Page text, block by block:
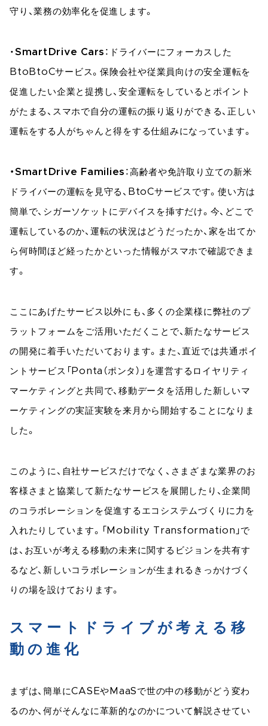
守り、業務の効率化を促進します。
・ SmartDrive Cars ：ドライバーにフォーカスした
BtoBtoCサービス。保険会社や従業員向けの安全運転を
促進したい企業と提携し、安全運転をしているとポイント
がたまる、スマホで自分の運転の振り返りができる、正しい
運転をする人がちゃんと得をする仕組みになっています。
・SmartDrive Families ：高齢者や免許取り立ての新米
ドライバーの運転を見守る、BtoCサービスです。使い方は
簡単で、シガーソケットにデバイスを挿すだけ。今、どこで
運転しているのか、運転の状況はどうだったか、家を出てか
ら何時間ほど経ったかといった情報がスマホで確認できま
す。
ここにあげたサービス以外にも、多くの企業様に弊社のプ
ラットフォームをご活用いただくことで、新たなサービス
の開発に着手いただいております。また、直近では共通ポイ
ントサービス「Ponta（ポンタ）」を運営するロイヤリティ
マーケティングと共同で、移動データを活用した新しいマ
ーケティングの実証実験を来月から開始することになりま
した。
このように、自社サービスだけでなく、さまざまな業界のお
客様さまと協業して新たなサービスを展開したり、企業間
のコラボレーションを促進するエコシステムづくりに力を
入れたりしています。「Mobility Transformation」で
は、お互いが考える移動の未来に関するビジョンを共有す
るなど、新しいコラボレーションが生まれるきっかけづく
りの場を設けております。
スマートドライブが考える移
動の進化
まずは、簡単にCASEやMaaSで世の中の移動がどう変わ
るのか、何がそんなに革新的なのかについて解説させてい